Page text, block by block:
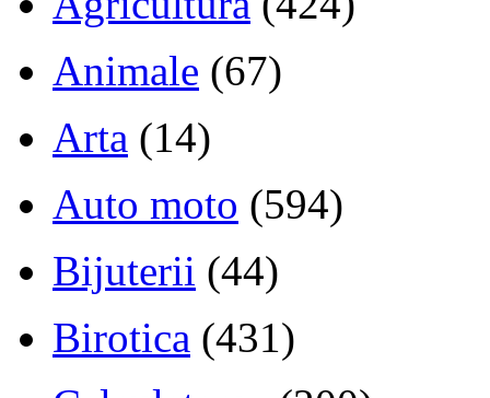
Animale (67)
Arta (14)
Auto moto (594)
Bijuterii (44)
Birotica (431)